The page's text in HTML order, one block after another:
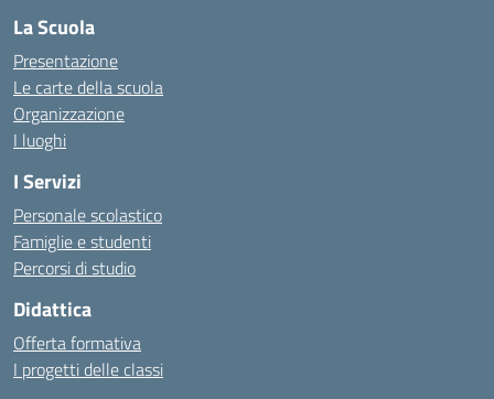
La Scuola
Presentazione
Le carte della scuola
Organizzazione
I luoghi
I Servizi
Personale scolastico
Famiglie e studenti
Percorsi di studio
Didattica
Offerta formativa
I progetti delle classi